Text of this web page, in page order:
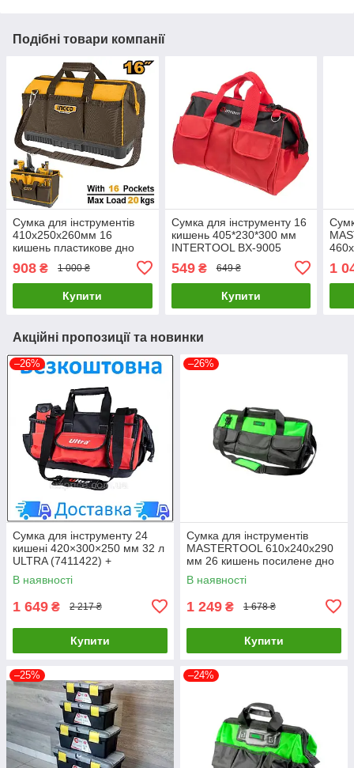
Подібні товари компанії
Сумка для інструментів
410х250х260мм 16
кишень пластикове дно
908 ₴ 1 000 ₴
Купити
Сумка для інструменту 16
кишень 405*230*300 мм
INTERTOOL BX-9005
549₴ 649 ₴
Купити
79-
1
Акційні пропозиції та новинки
–26%
Сумка для інструменту 24
кишені 420×300×250 мм 32 л
ULTRA (7411422) +
БЕЗКОШТОВНА ДОСТАВКА
LuxPrice
В наявності
1 649 ₴ 2 217 ₴
Купити
–26%
Сумка для інструментів
MASTERTOOL 610х240х290
мм 26 кишень посилене дно
знімний ремінець 1680 DEN
79-1924 LuxPrice
В наявності
1 249 ₴ 1 678 ₴
Купити
–25% –24%